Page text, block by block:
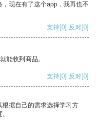
现在有了这个app，我再也不
支持[0] 反对[0]
能收到商品。
支持[0] 反对[0]
据自己的需求选择学习方